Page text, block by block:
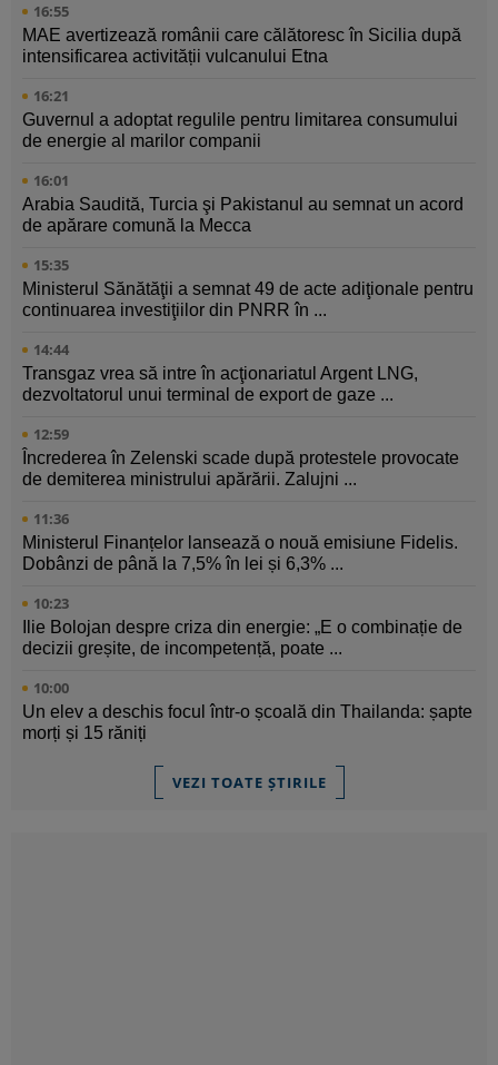
16:55
MAE avertizează românii care călătoresc în Sicilia după
intensificarea activității vulcanului Etna
16:21
Guvernul a adoptat regulile pentru limitarea consumului
de energie al marilor companii
16:01
Arabia Saudită, Turcia şi Pakistanul au semnat un acord
de apărare comună la Mecca
15:35
Ministerul Sănătăţii a semnat 49 de acte adiţionale pentru
continuarea investiţiilor din PNRR în ...
14:44
Transgaz vrea să intre în acţionariatul Argent LNG,
dezvoltatorul unui terminal de export de gaze ...
12:59
Încrederea în Zelenski scade după protestele provocate
de demiterea ministrului apărării. Zalujni ...
11:36
Ministerul Finanțelor lansează o nouă emisiune Fidelis.
Dobânzi de până la 7,5% în lei și 6,3% ...
10:23
Ilie Bolojan despre criza din energie: „E o combinație de
decizii greșite, de incompetență, poate ...
10:00
Un elev a deschis focul într-o școală din Thailanda: șapte
morți și 15 răniți
VEZI TOATE ȘTIRILE